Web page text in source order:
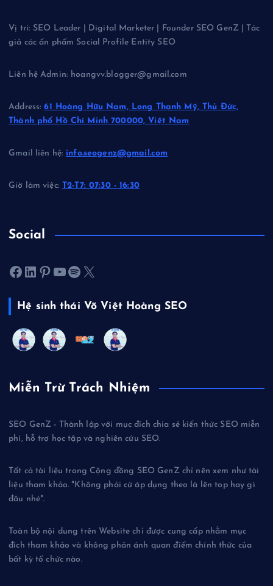
Vị trí: SEO Leader | Digital Marketer | Founder SEO GenZ | Tác
giả các ấn phẩm Social Profile Entity SEO
Liên hệ Admin: hoangvv.blogger@gmail.com
Address:61 Hoàng Hữu Nam, Long Thạnh Mỹ, Thủ Đức,
Thành phố Hồ Chí Minh 700000, Việt Nam
Gmail liên hệ: info.seogenz@gmail.com
Giờ làm việc:T2-T7: 07:30 - 16:30
Social
Facebook LinkedIn Pinterest Youtube Spotify X
Hệ sinh thái Võ Việt Hoàng SEO
Miễn Trừ Trách Nhiệm
SEO GenZ - Thành lập với mục đích chia sẻ kiến thức SEO miễn
phí, hỗ trợ học tập và nghiên cứu SEO.
Tất cả tài liệu trong Cộng đồng SEO GenZ chỉ nên xem như tài
liệu tham khảo. "Không phải cứ áp dụng theo là lên top hay gì
đâu nhé".
Toàn bộ nội dung trên Website chỉ được cung cấp nhằm mục
đích tham khảo và không phản ánh quan điểm chính thức của
bất kỳ tổ chức nào.